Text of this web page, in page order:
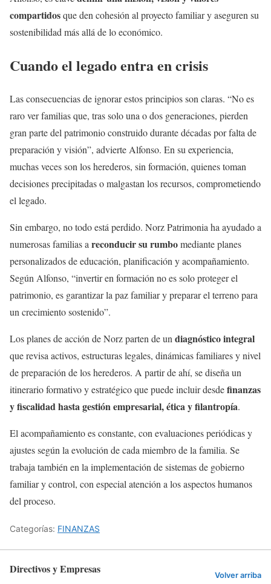
compartidosque den cohesión al proyecto familiar y aseguren su
sostenibilidad más allá de lo económico.
Cuando el legado entra en crisis
Las consecuencias de ignorar estos principios son claras. “No es
raro ver familias que, tras solo una o dos generaciones, pierden
gran parte del patrimonio construido durante décadas por falta de
preparación y visión”, advierte Alfonso. En su experiencia,
muchas veces son los herederos, sin formación, quienes toman
decisiones precipitadas o malgastan los recursos, comprometiendo
el legado.
Sin embargo, no todo está perdido. Norz Patrimonia ha ayudado a
numerosas familias a reconducir su rumbomediante planes
personalizados de educación, planificación y acompañamiento.
Según Alfonso, “invertir en formación no es solo proteger el
patrimonio, es garantizar la paz familiar y preparar el terreno para
un crecimiento sostenido”.
Los planes de acción de Norz parten de un diagnóstico integral
que revisa activos, estructuras legales, dinámicas familiares y nivel
de preparación de los herederos. A partir de ahí, se diseña un
itinerario formativo y estratégico que puede incluir desdefinanzas
y fiscalidad hasta gestión empresarial, ética y filantropía.
El acompañamiento es constante, con evaluaciones periódicas y
ajustes según la evolución de cada miembro de la familia. Se
trabaja también en la implementación de sistemas de gobierno
familiar y control, con especial atención a los aspectos humanos
del proceso.
Categorías: FINANZAS
Directivos y Empresas Volver arriba